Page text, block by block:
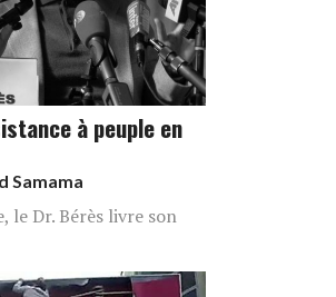
à peuple en
Samama
le Dr. Bérès livre son